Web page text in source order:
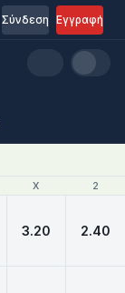
Εγγραφή
Σύνδεση
X 2
X 2
3.20 2.40